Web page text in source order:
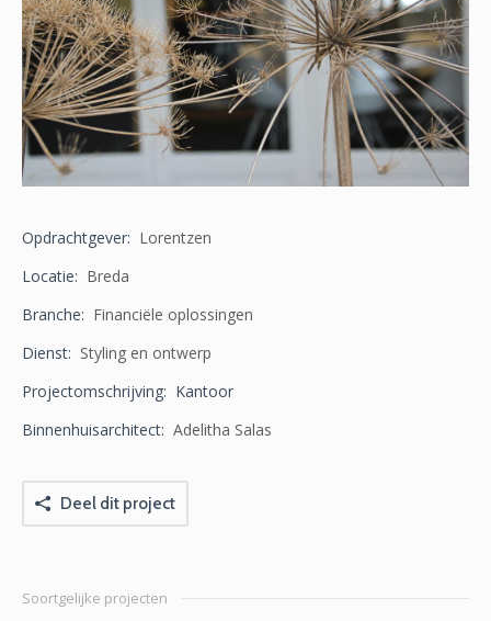
Opdrachtgever: Lorentzen
Locatie: Breda
Branche: Financiële oplossingen
Dienst: Styling en ontwerp
Projectomschrijving: Kantoor
Binnenhuisarchitect: Adelitha Salas
Deel dit project
Soortgelijke projecten